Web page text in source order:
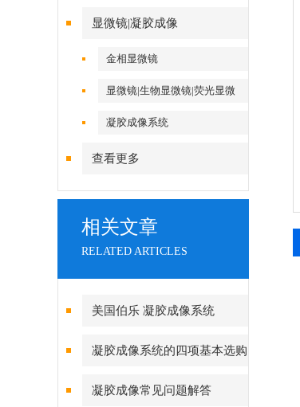
显微镜|凝胶成像
金相显微镜
显微镜|生物显微镜|荧光显微
镜|倒置显微镜
凝胶成像系统
查看更多
相关文章
RELATED ARTICLES
美国伯乐 凝胶成像系统
12009077和12003153的区别
凝胶成像系统的四项基本选购
原则
凝胶成像常见问题解答